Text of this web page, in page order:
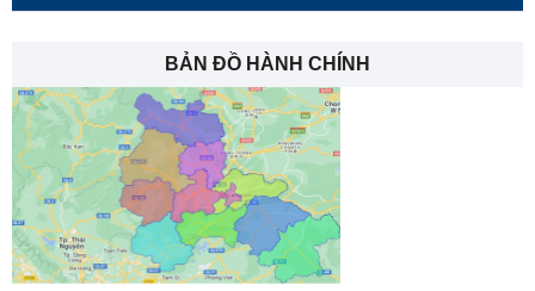
BẢN ĐỒ HÀNH CHÍNH